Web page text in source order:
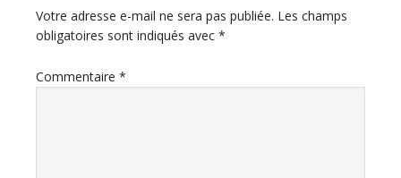
Votre adresse e-mail ne sera pas publiée. Les champs
obligatoires sont indiqués avec *
Commentaire *